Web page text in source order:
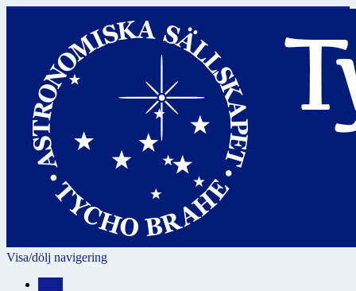
Visa/dölj navigering